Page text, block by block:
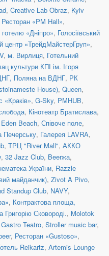
, Creative Lab Obraz, Kyiv
Ресторан «PM Hall»,
«Дніпро», Голосіївський
центр «ТрейдМайстерГруп»,
, м. Вирлиця, Готельний
культури КПІ ім. Ігоря
Поляна на ВДНГ, РК
House), Queen,
«Краків», G-Sky, PMHUB,
, Кінотеатр Братислава,
Eden Beach, Співоче поле,
Печерську, Галерея LAVRA,
, ТРЦ "River Mall", АККО
, 32 Jazz Club, Beerжа,
України, Razzle
майданчик), Zivot A Pivo,
Standup Club, NAVY,
, Контрактова площа,
Григорію Сковороді., Molotok
Gastro Teatro, Stroller music bar,
, Ресторан «Gustoso»,
Reikartz, Artemis Lounge